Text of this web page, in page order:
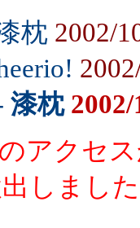
枕 2002/
漆枕
アクセ
しまし